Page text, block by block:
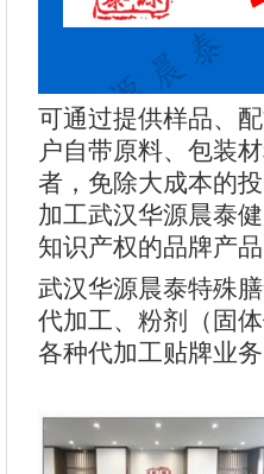
可通过提供样品、
户自带原料、包装
者，免除大成本的
加工武汉华源晨泰
知识产权的品牌产品
武汉华源晨泰特殊
代加工、粉剂（固
各种代加工贴牌业